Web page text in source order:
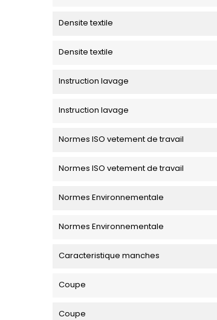
Densite textile
Densite textile
Instruction lavage
Instruction lavage
Normes ISO vetement de travail
Normes ISO vetement de travail
Normes Environnementale
Normes Environnementale
Caracteristique manches
Coupe
Coupe